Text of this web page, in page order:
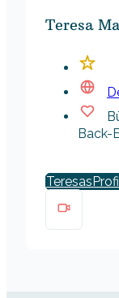
Teresa
Back-
Teresas